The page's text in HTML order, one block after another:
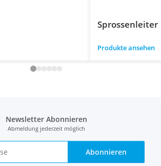
Sprossenleiter
Produkte ansehen
Newsletter Abonnieren
Abmeldung jederzeit möglich
Abonnieren